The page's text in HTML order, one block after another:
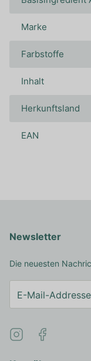
Marke
Farbstoffe
Inhalt
Herkunftsland
EAN
Newsletter
Die neuesten